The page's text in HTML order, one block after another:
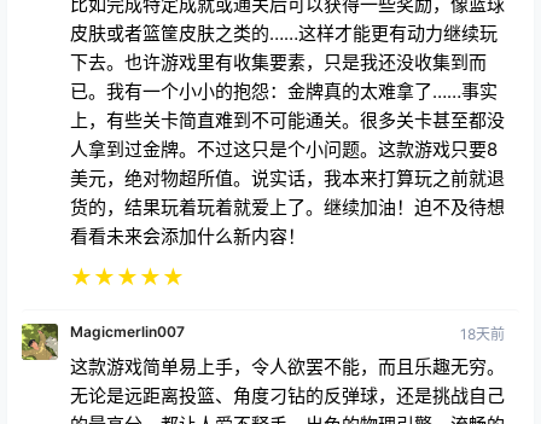
下去。也许游戏里有收集要素，只是我还没收集到而
已。我有一个小小的抱怨：金牌真的太难拿了……事实
上，有些关卡简直难到不可能通关。很多关卡甚至都没
人拿到过金牌。不过这只是个小问题。这款游戏只要8
美元，绝对物超所值。说实话，我本来打算玩之前就退
货的，结果玩着玩着就爱上了。继续加油！迫不及待想
看看未来会添加什么新内容！
★★★★★
这款游戏简单易上手，令人欲罢不能，而且乐趣无穷。
无论是远距离投篮、角度刁钻的反弹球，还是挑战自己
的最高分，都让人爱不释手。出色的物理引擎、流畅的